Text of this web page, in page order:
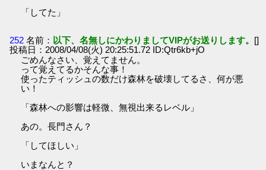
「してた」
252 名前： 以下、名無しにかわりましてVIPがお送りします。 []
投稿日：2008/04/08(火) 20:25:51.72 ID:Qtr6kb+jO
ごめんなさい、覚えてません。
って覚えてるかそんな事！
使ったティッシュの数だけ森林を破壊してるさ、何が悪
い！
「森林への影響は軽微、無視出来るレベル」
あの。長門さん？
「してほしい」
いまなんと？